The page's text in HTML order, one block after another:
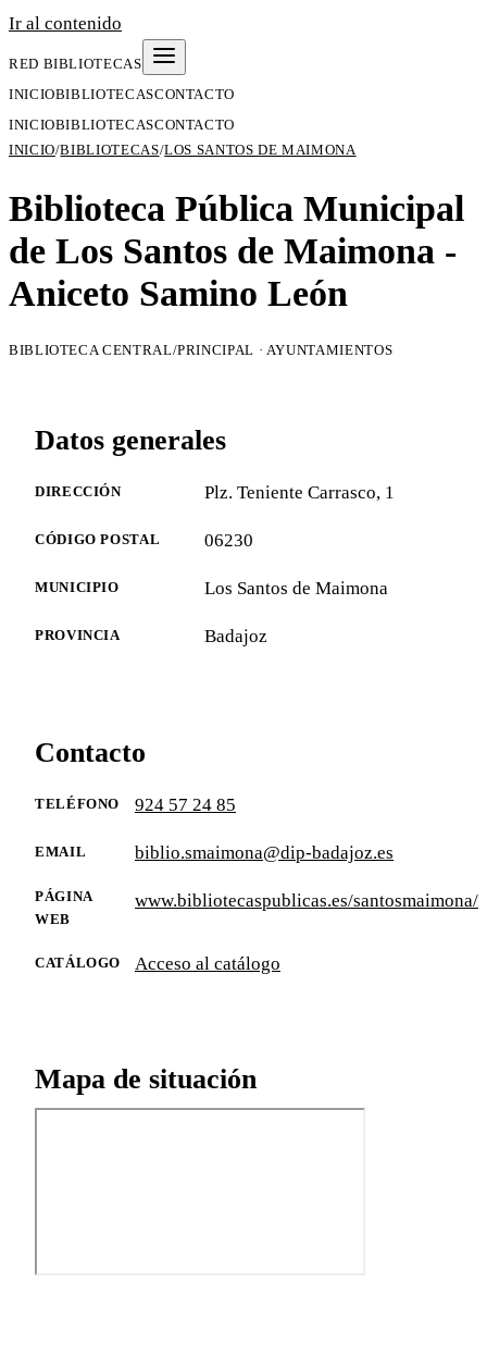
Ir al contenido
RED BIBLIOTECAS
INICIOBIBLIOTECASCONTACTO
INICIOBIBLIOTECASCONTACTO
INICIO/BIBLIOTECAS/LOS SANTOS DE MAIMONA
Biblioteca Pública Municipal
de Los Santos de Maimona -
Aniceto Samino León
BIBLIOTECA CENTRAL/PRINCIPAL · AYUNTAMIENTOS
Datos generales
DIRECCIÓN Plz. Teniente Carrasco, 1
CÓDIGO POSTAL 06230
MUNICIPIO Los Santos de Maimona
PROVINCIA Badajoz
Contacto
TELÉFONO 924 57 24 85
EMAIL biblio.smaimona@dip-badajoz.es
PÁGINA
WEB
www.bibliotecaspublicas.es/santosmaimona/
CATÁLOGO Acceso al catálogo
Mapa de situación